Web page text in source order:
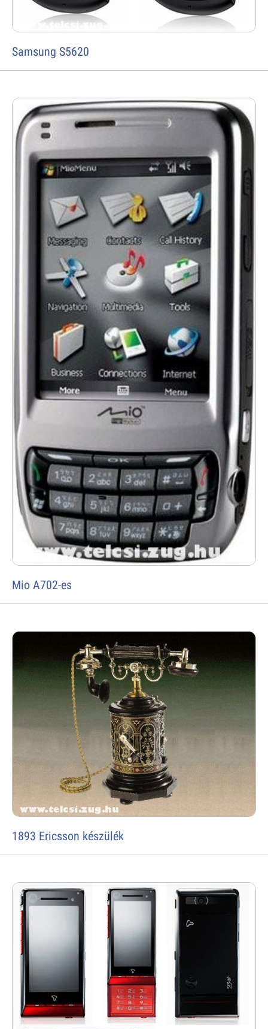
Samsung S5620
Mio A702-es
1893 Ericsson készülék